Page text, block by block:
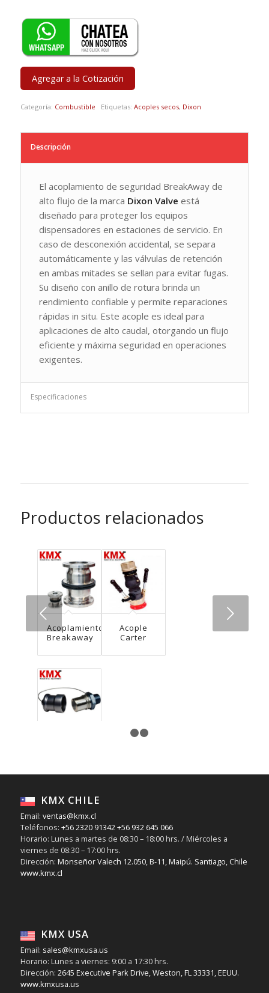
Agregar a la Cotización
Categoría: Combustible Etiquetas: Acoples secos, Dixon
Descripción
El acoplamiento de seguridad BreakAway de
alto flujo de la marca Dixon Valve está
diseñado para proteger los equipos
dispensadores en estaciones de servicio. En
caso de desconexión accidental, se separa
automáticamente y las válvulas de retención
en ambas mitades se sellan para evitar fugas.
Su diseño con anillo de rotura brinda un
rendimiento confiable y permite reparaciones
rápidas in situ. Este acople es ideal para
aplicaciones de alto caudal, otorgando un flujo
eficiente y máxima seguridad en operaciones
exigentes.
Especificaciones
Productos relacionados
Acoplamiento
Breakaway
Acople
Carter
HFR-C
Next
KMX CHILE
Email: ventas@kmx.cl
Teléfonos: +56 2320 91342+56 932 645 066
Horario: Lunes a martes de 08:30 – 18:00 hrs. / Miércoles a
viernes de 08:30 – 17:00 hrs.
Dirección: Monseñor Valech 12.050, B-11, Maipú. Santiago, Chile
www.kmx.cl
KMX USA
Email: sales@kmxusa.us
Horario: Lunes a viernes: 9:00 a 17:30 hrs.
Dirección: 2645 Executive Park Drive, Weston, FL 33331, EEUU.
www.kmxusa.us